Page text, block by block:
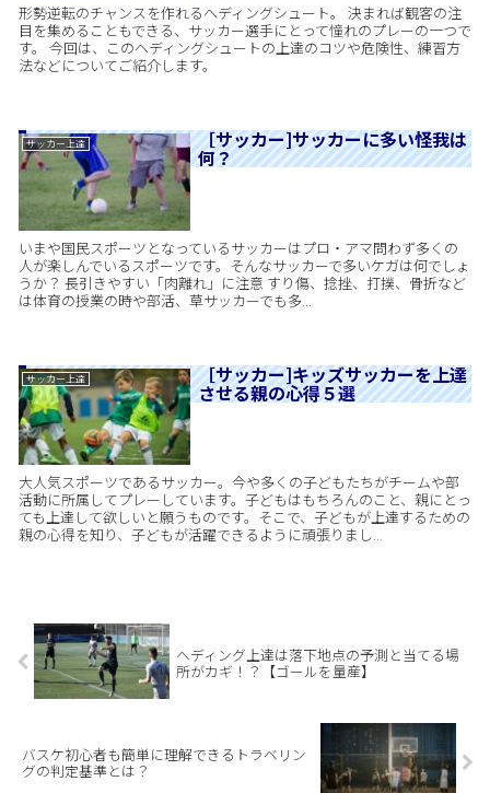
形勢逆転のチャンスを作れるヘディングシュート。 決まれば観客の注
目を集めることもできる、サッカー選手にとって憧れのプレーの一つで
す。 今回は、このヘディングシュートの上達のコツや危険性、練習方
法などについてご紹介します。
サッカー上達 ［サッカー]サッカーに多い怪我は
何？
いまや国民スポーツとなっているサッカーはプロ・アマ問わず多くの
人が楽しんでいるスポーツです。そんなサッカーで多いケガは何でしょ
うか？ 長引きやすい「肉離れ」に注意 すり傷、捻挫、打撲、骨折など
は体育の授業の時や部活、草サッカーでも多...
サッカー上達 ［サッカー]キッズサッカーを上達
させる親の心得５選
大人気スポーツであるサッカー。今や多くの子どもたちがチームや部
活動に所属してプレーしています。子どもはもちろんのこと、親にとっ
ても上達して欲しいと願うものです。そこで、子どもが上達するための
親の心得を知り、子どもが活躍できるように頑張りまし...
ヘディング上達は落下地点の予測と当てる場
所がカギ！？【ゴールを量産】
バスケ初心者も簡単に理解できるトラベリン
グの判定基準とは？